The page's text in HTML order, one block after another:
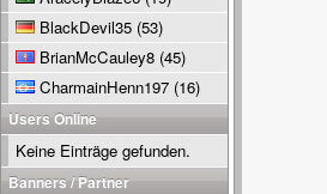
BlackDevil35 (53)
BrianMcCauley8 (45)
CharmainHenn197 (16)
Users Online
Keine Einträge gefunden.
Banners / Partner